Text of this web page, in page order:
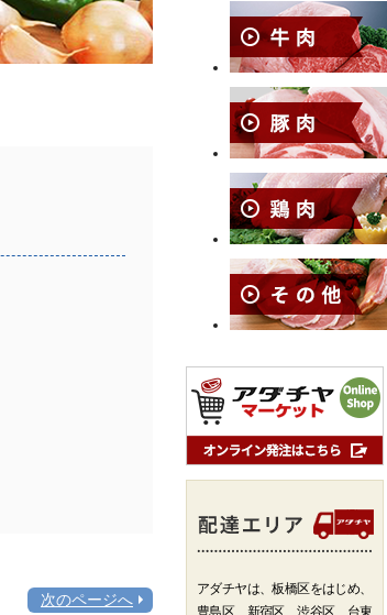
次のページへ
アダチヤは、板橋区をはじめ、
豊島区、新宿区、渋谷区、台東